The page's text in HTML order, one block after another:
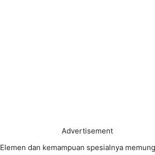
Advertisement
Elemen dan kemampuan spesialnya